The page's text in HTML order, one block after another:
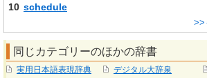
10 schedule
>>
同じカテゴリーのほかの辞書
実用日本語表現辞典
デジタル大辞泉